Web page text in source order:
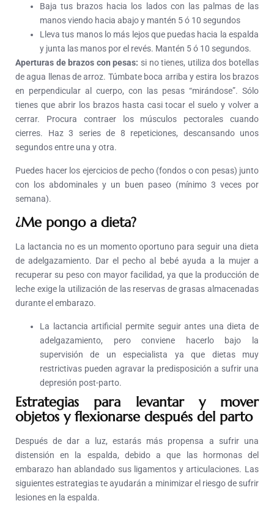
Baja tus brazos hacia los lados con las palmas de las
manos viendo hacia abajo y mantén 5 ó 10 segundos
Lleva tus manos lo más lejos que puedas hacia la espalda
y junta las manos por el revés. Mantén 5 ó 10 segundos.
Aperturas de brazos con pesas: si no tienes, utiliza dos botellas
de agua llenas de arroz. Túmbate boca arriba y estira los brazos
en perpendicular al cuerpo, con las pesas “mirándose”. Sólo
tienes que abrir los brazos hasta casi tocar el suelo y volver a
cerrar. Procura contraer los músculos pectorales cuando
cierres. Haz 3 series de 8 repeticiones, descansando unos
segundos entre una y otra.
Puedes hacer los ejercicios de pecho (fondos o con pesas) junto
con los abdominales y un buen paseo (mínimo 3 veces por
semana).
¿Me pongo a dieta?
La lactancia no es un momento oportuno para seguir una dieta
de adelgazamiento. Dar el pecho al bebé ayuda a la mujer a
recuperar su peso con mayor facilidad, ya que la producción de
leche exige la utilización de las reservas de grasas almacenadas
durante el embarazo.
La lactancia artificial permite seguir antes una dieta de
adelgazamiento, pero conviene hacerlo bajo la
supervisión de un especialista ya que dietas muy
restrictivas pueden agravar la predisposición a sufrir una
depresión post-parto.
Estrategias para levantar y mover
objetos y flexionarse después del parto
Después de dar a luz, estarás más propensa a sufrir una
distensión en la espalda, debido a que las hormonas del
embarazo han ablandado sus ligamentos y articulaciones. Las
siguientes estrategias te ayudarán a minimizar el riesgo de sufrir
lesiones en la espalda.